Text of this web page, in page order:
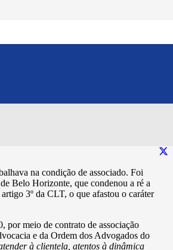
tem
na condição de associado. Foi
Belo Horizonte, que condenou a ré a
3º da CLT, o que afastou o caráter
por meio de contrato de associação
e da Ordem dos Advogados do
à clientela, atentos à dinâmica